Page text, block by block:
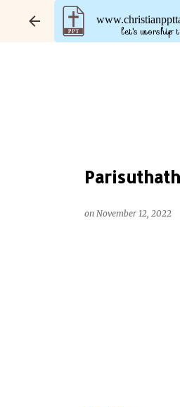
let's worship
on November 12, 2022